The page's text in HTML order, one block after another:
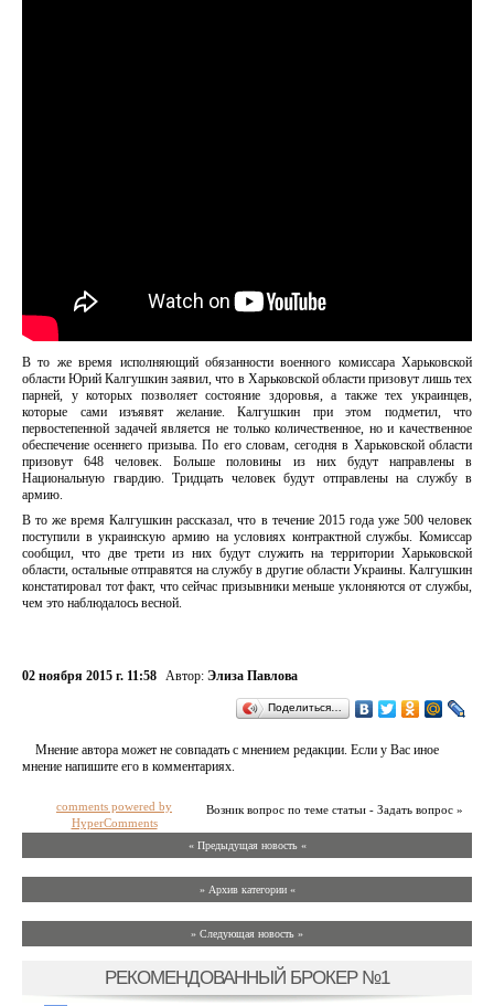
В то же время исполняющий обязанности военного комиссара Харьковской
области Юрий Калгушкин заявил, что в Харьковской области призовут лишь тех
парней, у которых позволяет состояние здоровья, а также тех украинцев,
которые сами изъявят желание. Калгушкин при этом подметил, что
первостепенной задачей является не только количественное, но и качественное
обеспечение осеннего призыва. По его словам, сегодня в Харьковской области
призовут 648 человек. Больше половины из них будут направлены в
Национальную гвардию. Тридцать человек будут отправлены на службу в
армию.
В то же время Калгушкин рассказал, что в течение 2015 года уже 500 человек
поступили в украинскую армию на условиях контрактной службы. Комиссар
сообщил, что две трети из них будут служить на территории Харьковской
области, остальные отправятся на службу в другие области Украины. Калгушкин
констатировал тот факт, что сейчас призывники меньше уклоняются от службы,
чем это наблюдалось весной.
02 ноября 2015 г. 11:58 Автор: Элиза Павлова
Поделиться…
Мнение автора может не совпадать с мнением редакции. Если у Вас иное
мнение напишите его в комментариях.
Возник вопрос по теме статьи - Задать вопрос »
comments powered by
HyperComments
« Предыдущая новость «
» Архив категории «
» Следующая новость »
РЕКОМЕНДОВАННЫЙ БРОКЕР №1